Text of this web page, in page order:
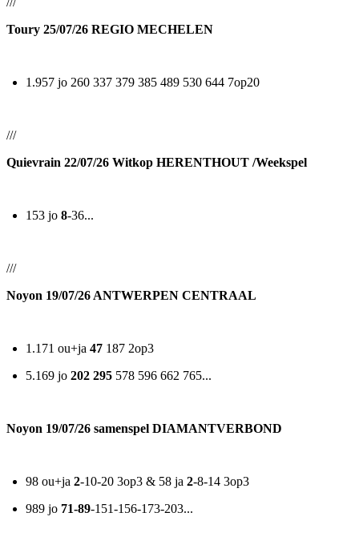
Toury 25/07/26 REGIO MECHELEN
1.957 jo 260 337 379 385 489 530 644 7op20
///
Quievrain 22/07/26 Witkop HERENTHOUT /Weekspel
153 jo 8-36...
///
Noyon 19/07/26 ANTWERPEN CENTRAAL
1.171 ou+ja 47 187 2op3
5.169 jo 202 295 578 596 662 765...
Noyon 19/07/26 samenspel DIAMANTVERBOND
98 ou+ja 2-10-20 3op3 & 58 ja 2-8-14 3op3
989 jo 71-89-151-156-173-203...